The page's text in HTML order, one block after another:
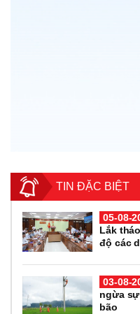
TIN ĐẶC BIỆT
05-08-
Lắk
độ các
03-08-
ngừa
bão